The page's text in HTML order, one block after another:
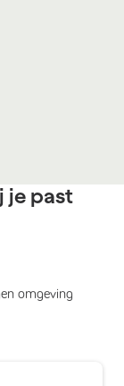
je past
omgeving